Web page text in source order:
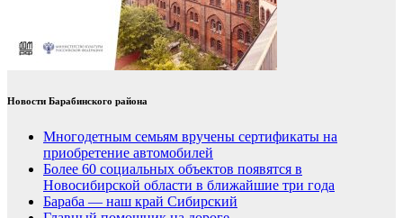
Новости Барабинского района
Многодетным семьям вручены сертификаты на
приобретение автомобилей
Более 60 социальных объектов появятся в
Новосибирской области в ближайшие три года
Бараба — наш край Сибирский